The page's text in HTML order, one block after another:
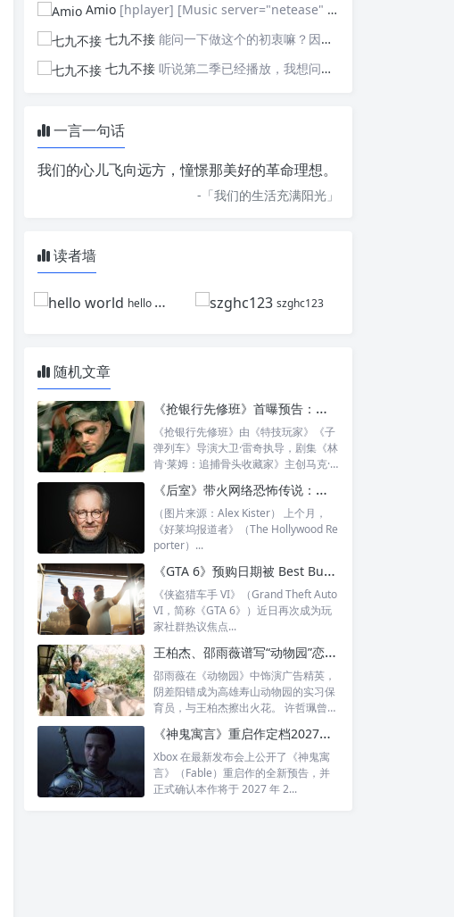
Amio [hplayer] [Music server="netease" id="" type=""/] [/hplayer] 试试
七九不接 能问一下做这个的初衷嘛？因为真的有被触动到
七九不接 听说第二季已经播放，我想问一下国内什么时候会播出
一言一句话
我们的心儿飞向远方，憧憬那美好的革命理想。
-「我们的生活充满阳光 」
读者墙
hello world szghc123
随机文章
《抢银行先修班》首曝预告：大卫·雷奇再拍动作劫案，社交媒体直播抢银行？
《抢银行先修班》由《特技玩家》《子
弹列车》导演大卫·雷奇执导，剧集《林
肯·莱姆：追捕骨头收藏家》主创马克·
《后室》带火网络恐怖传说：斯皮尔伯格也要拍《曼德拉目录》电影版
（图片来源：Alex Kister） 上个月，
《好莱坞报道者》（The Hollywood Re
porter）...
《GTA 6》预购日期被 Best Buy 泄露？第三支预告传闻再度引爆玩家期待
《侠盗猎车手 VI》（Grand Theft Auto
VI，简称《GTA 6》）近日再次成为玩
家社群热议焦点...
王柏杰、邵雨薇谱写“动物园”恋曲，金曲制作人许哲珮首担配乐，竟是喝完杀青酒才动工？
邵雨薇在《动物园》中饰演广告精英，
阴差阳错成为高雄寿山动物园的实习保
育员，与王柏杰擦出火花。 许哲珮曾凭
《神鬼寓言》重启作定档2027年，卡特探员海莉·阿特维尔出演反派伊莎贝拉
Xbox 在最新发布会上公开了《神鬼寓
言》（Fable）重启作的全新预告，并
正式确认本作将于 2027 年 2...